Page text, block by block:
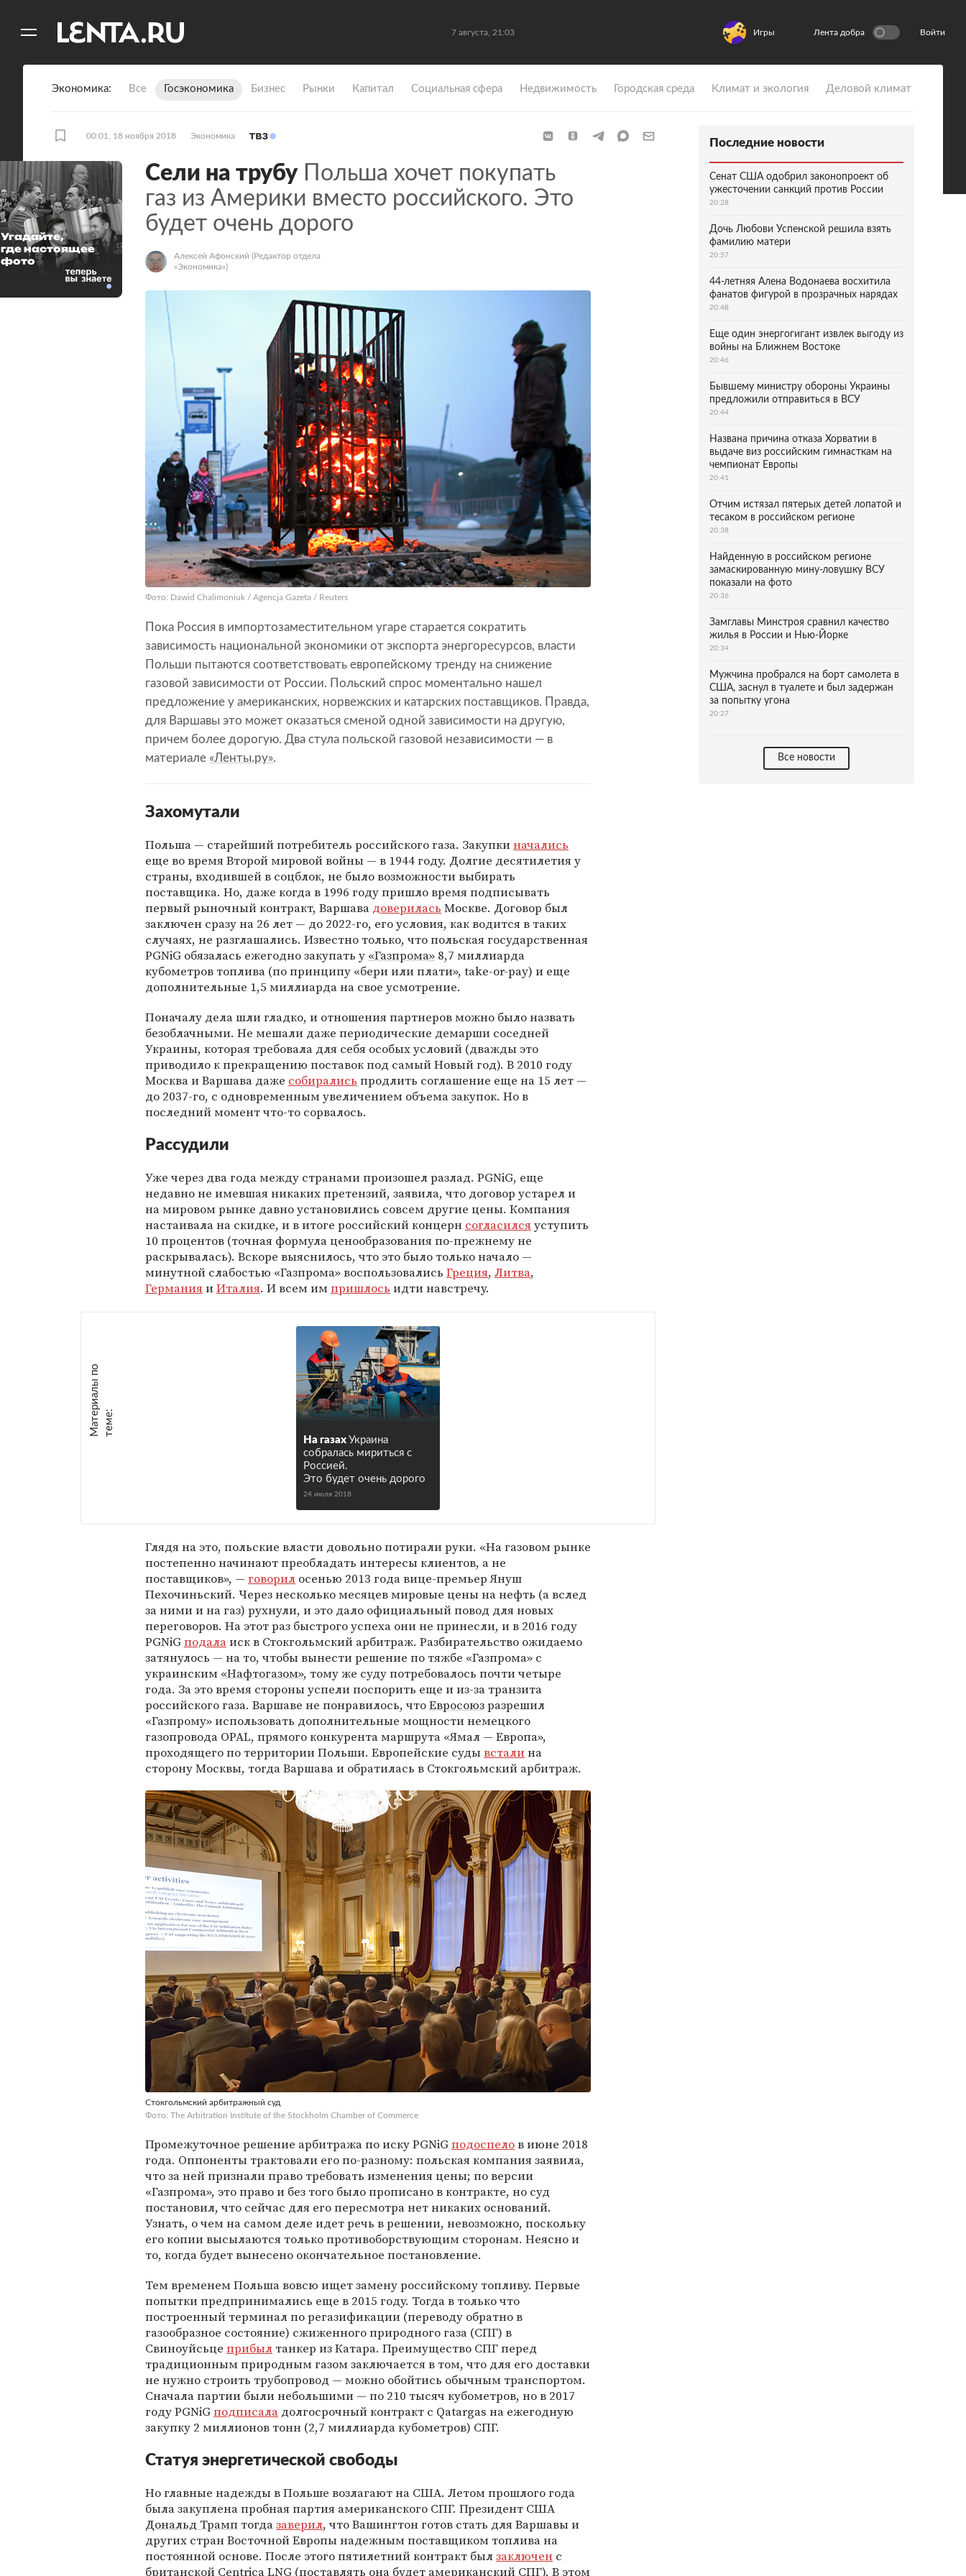
7 августа, 21:03 Игры Лента добра Войти
Экономика Все Госэкономика Бизнес Рынки Капитал Социальная сфера Недвижимость Городская среда Климат и экология Деловой климат
00:01, 18 ноября 2018 Экономика
Сели на трубуПольша хочет покупать
газ из Америки вместо российского. Это
будет очень дорого
Алексей Афонский (Редактор отдела
«Экономика»)
Фото: Dawid Chalimoniuk / Agencja Gazeta / Reuters
Пока Россия в импортозаместительном угаре старается сократить
зависимость национальной экономики от экспорта энергоресурсов, власти
Польши пытаются соответствовать европейскому тренду на снижение
газовой зависимости от России. Польский спрос моментально нашел
предложение у американских, норвежских и катарских поставщиков. Правда,
для Варшавы это может оказаться сменой одной зависимости на другую,
причем более дорогую. Два стула польской газовой независимости — в
материале «Ленты.ру».
Захомутали
Польша — старейший потребитель российского газа. Закупкиначались
еще во время Второй мировой войны — в 1944 году. Долгие десятилетия у
страны, входившей в соцблок, не было возможности выбирать
поставщика. Но, даже когда в 1996 году пришло время подписывать
первый рыночный контракт, Варшава доверилась Москве. Договор был
заключен сразу на 26 лет — до 2022-го, его условия, как водится в таких
случаях, не разглашались. Известно только, что польская государственная
PGNiG обязалась ежегодно закупать у «Газпрома» 8,7 миллиарда
кубометров топлива (по принципу «бери или плати», take-or-pay) и еще
дополнительные 1,5 миллиарда на свое усмотрение.
Поначалу дела шли гладко, и отношения партнеров можно было назвать
безоблачными. Не мешали даже периодические демарши соседней
Украины, которая требовала для себя особых условий (дважды это
приводило к прекращению поставок под самый Новый год). В 2010 году
Москва и Варшава даже собирались продлить соглашение еще на 15 лет —
до 2037-го, с одновременным увеличением объема закупок. Но в
последний момент что-то сорвалось.
Рассудили
Уже через два года между странами произошел разлад. PGNiG, еще
недавно не имевшая никаких претензий, заявила, что договор устарел и
на мировом рынке давно установились совсем другие цены. Компания
настаивала на скидке, и в итоге российский концерн согласилсяуступить
10 процентов (точная формула ценообразования по-прежнему не
раскрывалась). Вскоре выяснилось, что это было только начало —
минутной слабостью «Газпрома» воспользовались Греция, Литва,
ГерманияиИталия. И всем импришлось идти навстречу.
М
а
т е
р
и
а
л
ы
п
о
т
е
м
е :
На газах Украина
собралась мириться с
Россией.
Это будет очень дорого
24 июля 2018
Глядя на это, польские власти довольно потирали руки. «На газовом рынке
постепенно начинают преобладать интересы клиентов, а не
поставщиков», — говорил осенью 2013 года вице-премьер Януш
Пехочиньский. Через несколько месяцев мировые цены на нефть (а вслед
за ними и на газ) рухнули, и это дало официальный повод для новых
переговоров. На этот раз быстрого успеха они не принесли, и в 2016 году
PGNiGподалаиск в Стокгольмский арбитраж. Разбирательство ожидаемо
затянулось — на то, чтобы вынести решение по тяжбе «Газпрома» с
украинским «Нафтогазом», тому же суду потребовалось почти четыре
года. За это время стороны успели поспорить еще и из-за транзита
российского газа. Варшаве не понравилось, чтоЕвросоюзразрешил
«Газпрому» использовать дополнительные мощности немецкого
газопровода OPAL, прямого конкурента маршрута «Ямал — Европа»,
проходящего по территории Польши. Европейские судывсталина
сторону Москвы, тогда Варшава и обратилась в Стокгольмский арбитраж.
Стокгольмский арбитражный суд
Фото: The Arbitration Institute of the Stockholm Chamber of Commerce
Промежуточное решение арбитража по иску PGNiGподоспелов июне 2018
года. Оппоненты трактовали его по-разному: польская компания заявила,
что за ней признали право требовать изменения цены; по версии
«Газпрома», это право и без того было прописано в контракте, но суд
постановил, что сейчас для его пересмотра нет никаких оснований.
Узнать, о чем на самом деле идет речь в решении, невозможно, поскольку
его копии высылаются только противоборствующим сторонам. Неясно и
то, когда будет вынесено окончательное постановление.
Тем временем Польша вовсю ищет замену российскому топливу. Первые
попытки предпринимались еще в 2015 году. Тогда в только что
построенный терминал по регазификации (переводу обратно в
газообразное состояние) сжиженного природного газа (СПГ) в
Свиноуйсьце прибыл танкер из Катара. Преимущество СПГ перед
традиционным природным газом заключается в том, что для его доставки
не нужно строить трубопровод — можно обойтись обычным транспортом.
Сначала партии были небольшими — по 210 тысяч кубометров, но в 2017
году PGNiGподписала долгосрочный контракт с Qatargas на ежегодную
закупку 2 миллионов тонн (2,7 миллиарда кубометров) СПГ.
Статуя энергетической свободы
Но главные надежды в Польше возлагают на США. Летом прошлого года
была закуплена пробная партия американского СПГ. Президент США
Дональд Трамп тогдазаверил, что Вашингтон готов стать для Варшавы и
других стран Восточной Европы надежным поставщиком топлива на
постоянной основе. После этого пятилетний контракт былзаключен с
британской Centrica LNG (поставлять она будет американский СПГ). В этом
Угадайте,
где настоящее
фото
Последние новости
Сенат США одобрил законопроект об
ужесточении санкций против России
20:28
Дочь Любови Успенской решила взять
фамилию матери
20:57
44-летняя Алена Водонаева восхитила
фанатов фигурой в прозрачных нарядах
20:48
Еще один энергогигант извлек выгоду из
войны на Ближнем Востоке
20:46
Бывшему министру обороны Украины
предложили отправиться в ВСУ
20:44
Названа причина отказа Хорватии в
выдаче виз российским гимнасткам на
чемпионат Европы
20:41
Отчим истязал пятерых детей лопатой и
тесаком в российском регионе
20:38
Найденную в российском регионе
замаскированную мину-ловушку ВСУ
показали на фото
20:36
Замглавы Минстроя сравнил качество
жилья в России и Нью-Йорке
20:34
Мужчина пробрался на борт самолета в
США, заснул в туалете и был задержан
за попытку угона
20:27
Все новости